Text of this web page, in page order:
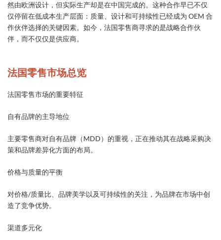
然由欧洲设计，但实际生产却是在中国完成的。这种合作早已不仅
仅停留在低成本生产层面：质量、设计和可持续性已经成为 OEM 合
作伙伴选择的关键因素。如今，法国零售商寻求的是战略合作伙
伴，而不仅仅是供应商。
法国零售市场总览
法国零售市场的重要特征
自有品牌的主导地位
主要零售商对自有品牌（MDD）的重视，正在推动其在战略采购决
策和品牌差异化方面的布局。
价格与质量的平衡
对价格/质量比、品牌美学以及可持续性的关注，为品牌在市场中创
造了竞争优势。
渠道多元化